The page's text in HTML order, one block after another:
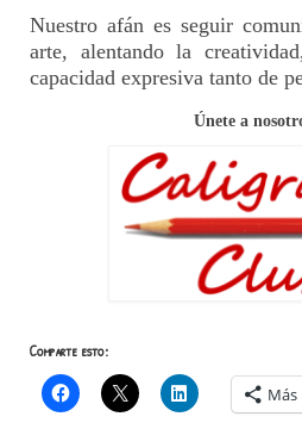
Nuestro afán es seguir
arte, alentando la
capacidad expresiva tanto de
Únete a
Comparte esto:
Más